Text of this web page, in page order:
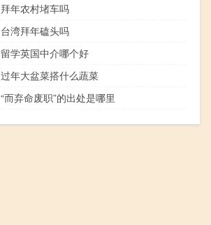
拜年农村堵车吗
台湾拜年磕头吗
留学英国中介哪个好
过年大盆菜搭什么蔬菜
“而弃命废职”的出处是哪里